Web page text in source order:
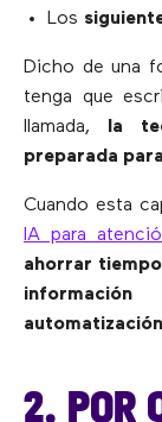
Los
Dicho de una
tenga que
llamada, la
preparada
Cuando esta
IA para
ahorrar
2. POR